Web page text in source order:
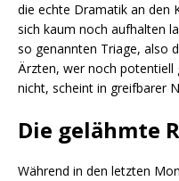
die echte Dramatik an den
sich kaum noch aufhalten
so genannten Triage, also
Ärzten, wer noch
nicht, scheint in greifbarer
Die gelähmte
Während in den letzten